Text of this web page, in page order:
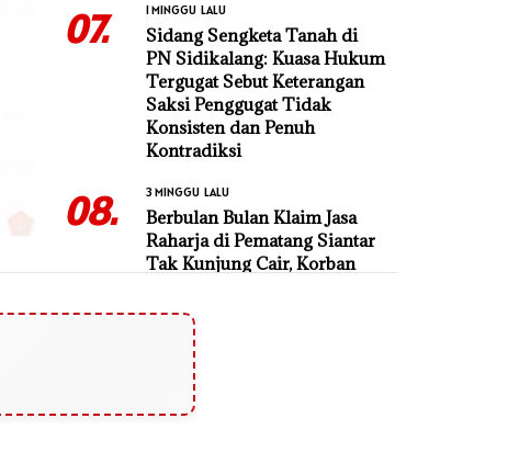
07. 1 MINGGU LALU
Sidang Sengketa Tanah di
PN Sidikalang: Kuasa Hukum
Tergugat Sebut Keterangan
Saksi Penggugat Tidak
Konsisten dan Penuh
Kontradiksi
08. 3 MINGGU LALU
Berbulan Bulan Klaim Jasa
Raharja di Pematang Siantar
Tak Kunjung Cair, Korban
1 MINGGU LALU
Diduga Serobot Hutan
Lindung, PT Tun Sewindu
Dilaporkan ke DLHK Sumut